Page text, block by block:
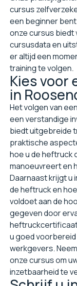
cursus
een beginner
onze cursus biedt
cursusdata en
er altijd een
training te volgen.
Kies voor
in
Het volgen van
een verstandige
biedt uitgebreide
praktische
hoe u de heftruck
manoeuvreert en
Daarnaast krijgt u
de heftruck en
voldoet aan de
gegeven door
heftruckcertificaat
u goed voorbereid
werkgevers.
onze cursus om
inzetbaarheid te